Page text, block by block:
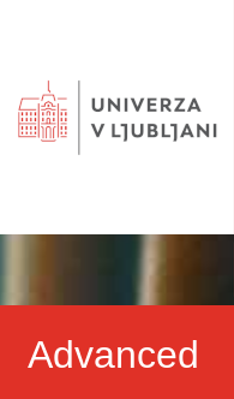
Advanced